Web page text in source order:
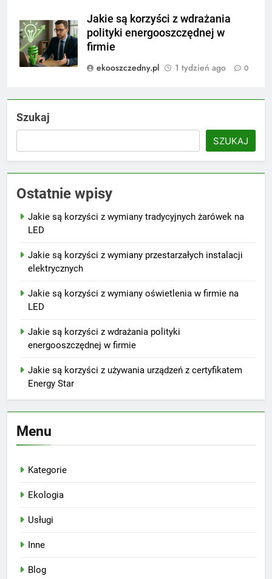
Jakie są korzyści z wdrażania
polityki energooszczędnej w
firmie
ekooszczedny.pl
1 tydzień ago 0
Szukaj
SZUKAJ
Ostatnie wpisy
Jakie są korzyści z wymiany tradycyjnych żarówek na
LED
Jakie są korzyści z wymiany przestarzałych instalacji
elektrycznych
Jakie są korzyści z wymiany oświetlenia w firmie na
LED
Jakie są korzyści z wdrażania polityki
energooszczędnej w firmie
Jakie są korzyści z używania urządzeń z certyfikatem
Energy Star
Menu
Kategorie
Ekologia
Usługi
Inne
Blog